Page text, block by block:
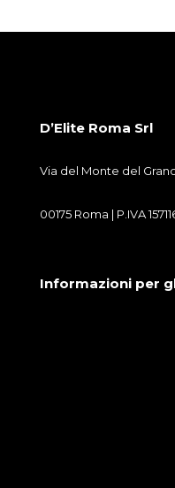
D’Elite Roma Srl
Via del Monte del
00175 Roma | P.IVA
Informazioni per